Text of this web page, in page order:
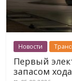
Новости
Первый
запасом